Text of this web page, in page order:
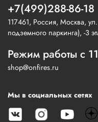
+7(499)288-86-18
117461, Россия, Москва,
подземного паркинга), -3
Режим работы с
shop@onfires.ru
Мы в социальных сетях